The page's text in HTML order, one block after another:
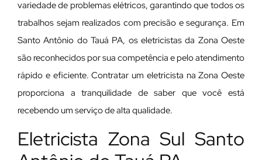
variedade de problemas elétricos, garantindo que todos os
trabalhos sejam realizados com precisão e segurança. Em
Santo Antônio do Tauá PA, os eletricistas da Zona Oeste
são reconhecidos por sua competência e pelo atendimento
rápido e eficiente. Contratar um eletricista na Zona Oeste
proporciona a tranquilidade de saber que você está
recebendo um serviço de alta qualidade.
Eletricista Zona Sul Santo